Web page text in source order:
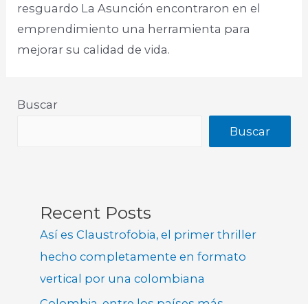
resguardo La Asunción encontraron en el
emprendimiento una herramienta para
mejorar su calidad de vida.
Buscar
Buscar
Recent Posts
Así es Claustrofobia, el primer thriller
hecho completamente en formato
vertical por una colombiana